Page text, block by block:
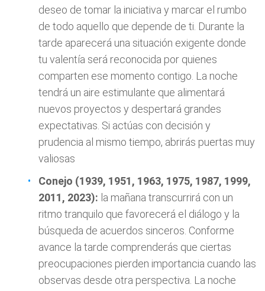
deseo de tomar la iniciativa y marcar el rumbo
de todo aquello que depende de ti. Durante la
tarde aparecerá una situación exigente donde
tu valentía será reconocida por quienes
comparten ese momento contigo. La noche
tendrá un aire estimulante que alimentará
nuevos proyectos y despertará grandes
expectativas. Si actúas con decisión y
prudencia al mismo tiempo, abrirás puertas muy
valiosas
Conejo (1939, 1951, 1963, 1975, 1987, 1999,
2011, 2023): la mañana transcurrirá con un
ritmo tranquilo que favorecerá el diálogo y la
búsqueda de acuerdos sinceros. Conforme
avance la tarde comprenderás que ciertas
preocupaciones pierden importancia cuando las
observas desde otra perspectiva. La noche